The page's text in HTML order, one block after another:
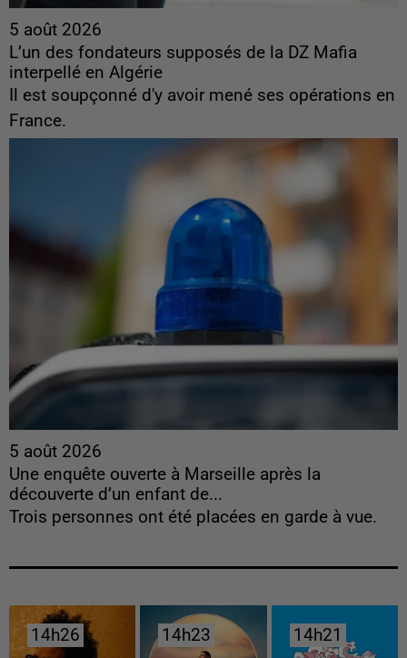
5 août 2026
L’un des fondateurs supposés de la DZ Mafia
interpellé en Algérie
Il est soupçonné d'y avoir mené ses opérations en
France.
5 août 2026
Une enquête ouverte à Marseille après la
découverte d’un enfant de...
Trois personnes ont été placées en garde à vue.
14h26
14h26 14h23
14h23 14h21
14h21